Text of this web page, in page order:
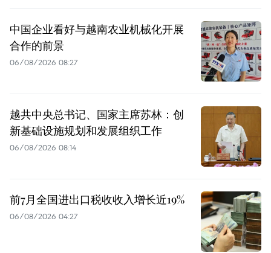
中国企业看好与越南农业机械化开展
合作的前景
06/08/2026 08:27
越共中央总书记、国家主席苏林：创
新基础设施规划和发展组织工作
06/08/2026 08:14
前7月全国进出口税收收入增长近19%
06/08/2026 04:27